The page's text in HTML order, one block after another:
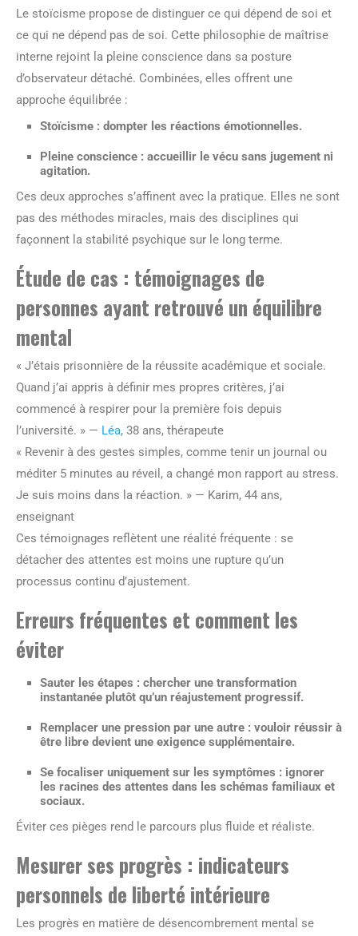
Le stoïcisme propose de distinguer ce qui dépend de soi et
ce qui ne dépend pas de soi. Cette philosophie de maîtrise
interne rejoint la pleine conscience dans sa posture
d’observateur détaché. Combinées, elles offrent une
approche équilibrée :
Stoïcisme : dompter les réactions émotionnelles.
Pleine conscience : accueillir le vécu sans jugement ni
agitation.
Ces deux approches s’affinent avec la pratique. Elles ne sont
pas des méthodes miracles, mais des disciplines qui
façonnent la stabilité psychique sur le long terme.
Étude de cas : témoignages de
personnes ayant retrouvé un équilibre
mental
« J’étais prisonnière de la réussite académique et sociale.
Quand j’ai appris à définir mes propres critères, j’ai
commencé à respirer pour la première fois depuis
l’université. » — Léa, 38 ans, thérapeute
« Revenir à des gestes simples, comme tenir un journal ou
méditer 5 minutes au réveil, a changé mon rapport au stress.
Je suis moins dans la réaction. » — Karim, 44 ans,
enseignant
Ces témoignages reflètent une réalité fréquente : se
détacher des attentes est moins une rupture qu’un
processus continu d’ajustement.
Erreurs fréquentes et comment les
éviter
Sauter les étapes : chercher une transformation
instantanée plutôt qu’un réajustement progressif.
Remplacer une pression par une autre : vouloir réussir à
être libre devient une exigence supplémentaire.
Se focaliser uniquement sur les symptômes : ignorer
les racines des attentes dans les schémas familiaux et
sociaux.
Éviter ces pièges rend le parcours plus fluide et réaliste.
Mesurer ses progrès : indicateurs
personnels de liberté intérieure
Les progrès en matière de désencombrement mental se